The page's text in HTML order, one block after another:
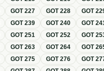
GOT227 GOT228 GOT
GOT239 GOT240 GOT
GOT251 GOT252 GOT
GOT263 GOT264 GOT
GOT275 GOT276 GOT